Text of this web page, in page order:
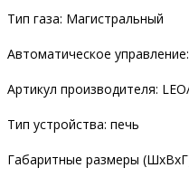
Тип газа: Магистральный
Автоматическое
Артикул производителя:
Тип устройства: печь
Габаритные размеры